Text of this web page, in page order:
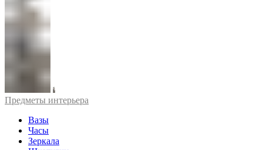
Предметы интерьера
Вазы
Часы
Зеркала